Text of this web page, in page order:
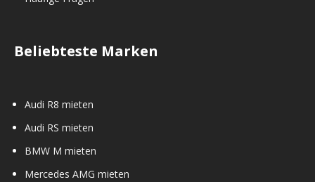
Beliebteste Marken
Audi R8 mieten
Audi RS mieten
BMW M mieten
Mercedes AMG mieten